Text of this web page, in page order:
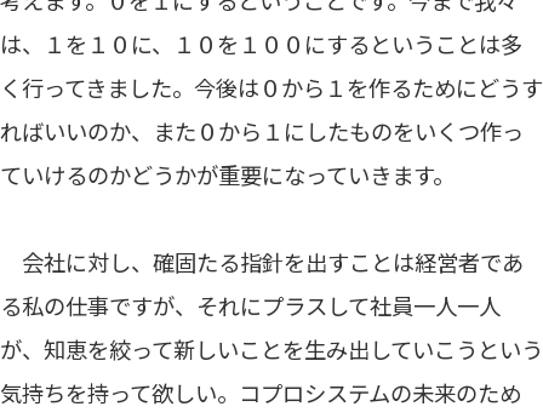
は、１を１０に、１０を１００にするということは多
く行ってきました。今後は０から１を作るためにどうす
ればいいのか、また０から１にしたものをいくつ作っ
ていけるのかどうかが重要になっていきます。
会社に対し、確固たる指針を出すことは経営者であ
る私の仕事ですが、それにプラスして社員一人一人
が、知恵を絞って新しいことを生み出していこうという
気持ちを持って欲しい。コプロシステムの未来のため